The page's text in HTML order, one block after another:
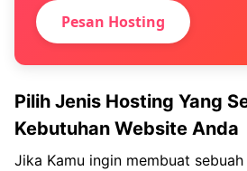
Pesan Hosting
Pilih Jenis Hosting Yang
Kebutuhan Website Anda
Jika Kamu ingin membuat